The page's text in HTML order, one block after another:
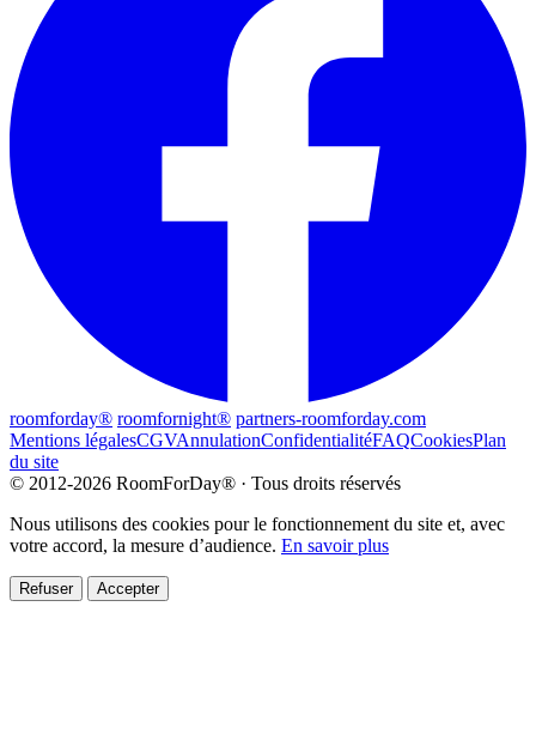
roomforday® roomfornight® partners-roomforday.com
Mentions légalesCGVAnnulationConfidentialitéFAQCookiesPlan
du site
© 2012-2026 RoomForDay® · Tous droits réservés
Nous utilisons des cookies pour le fonctionnement du site et, avec
votre accord, la mesure d’audience. En savoir plus
Refuser Accepter